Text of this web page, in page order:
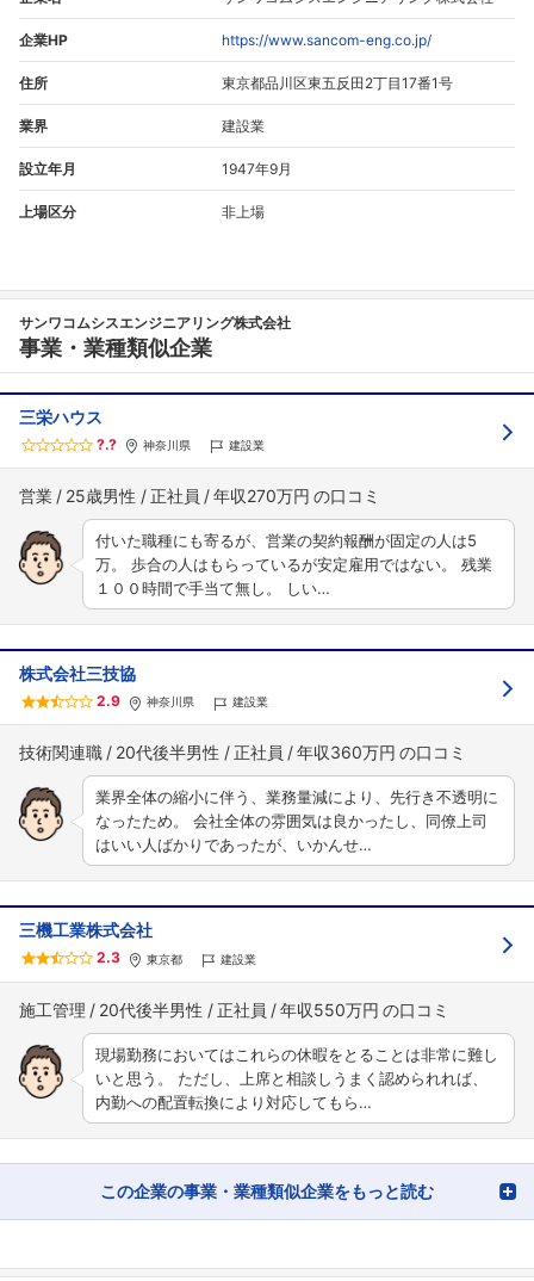
企業HP https://www.sancom-eng.co.jp/
住所 東京都品川区東五反田2丁目17番1号
業界 建設業
設立年月 1947年9月
上場区分 非上場
サンワコムシスエンジニアリング株式会社
事業・業種類似企業
三栄ハウス
?.? 神奈川県 建設業
営業 25歳男性 正社員 年収270万円
付いた職種にも寄るが、営業の契約報酬が固定の人は5
万。 歩合の人はもらっているが安定雇用ではない。 残業
１００時間で手当て無し。 しい…
株式会社三技協
2.9 神奈川県 建設業
技術関連職 20代後半男性 正社員 年収360万円
業界全体の縮小に伴う、業務量減により、先行き不透明に
なったため。 会社全体の雰囲気は良かったし、同僚上司
はいい人ばかりであったが、いかんせ…
三機工業株式会社
2.3 東京都 建設業
施工管理 20代後半男性 正社員 年収550万円
現場勤務においてはこれらの休暇をとることは非常に難し
いと思う。 ただし、上席と相談しうまく認められれば、
内勤への配置転換により対応してもら…
この企業の事業・業種類似企業をもっと読む